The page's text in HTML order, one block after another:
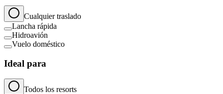
Cualquier traslado
Lancha rápida
Hidroavión
Vuelo doméstico
Ideal para
Todos los resorts